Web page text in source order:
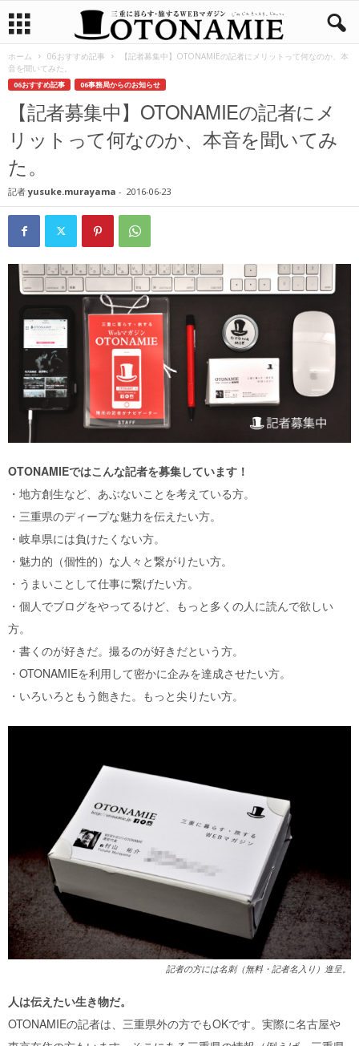
ホーム 06おすすめ記事
【記者募集中】OTONAMIEの記者にメリットって何なのか、本
音を聞いてみた。
06おすすめ記事 06事務局からのお知らせ
【記者募集中】OTONAMIEの記者にメ
リットって何なのか、本音を聞いてみ
た。
記者 yusuke.murayama - 2016-06-23
OTONAMIEではこんな記者を募集しています！
・地方創生など、あぶないことを考えている方。
・三重県のディープな魅力を伝えたい方。
・岐阜県には負けたくない方。
・魅力的（個性的）な人々と繋がりたい方。
・うまいことして仕事に繋げたい方。
・個人でブログをやってるけど、もっと多くの人に読んで欲しい
方。
・書くのが好きだ。撮るのが好きだという方。
・OTONAMIEを利用して密かに企みを達成させたい方。
・いろいろともう飽きた。もっと尖りたい方。
記者の方には名刺（無料・記者名入り）進呈。
人は伝えたい生き物だ。
OTONAMIEの記者は、三重県外の方でもOKです。実際に名古屋や